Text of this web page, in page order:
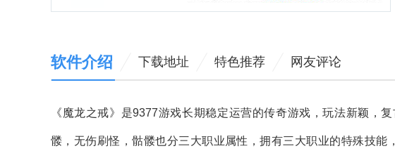
软件介绍 下载地址 特色推荐 网友评论
《魔龙之戒》是9377游戏长期稳定运营的传奇游戏，玩法新颖，
髅，无伤刷怪，骷髅也分三大职业属性，拥有三大职业的特殊技能